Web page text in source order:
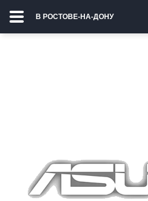
В РОСТОВЕ-НА-ДОНУ